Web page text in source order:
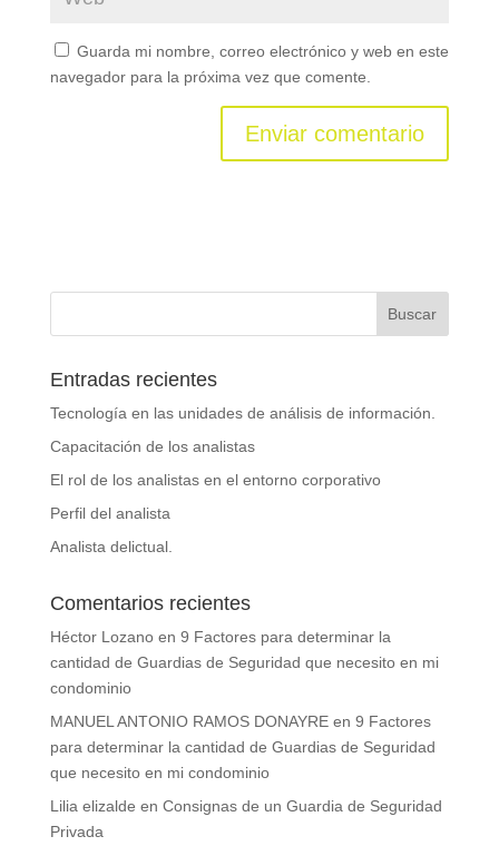
Guarda mi nombre, correo electrónico y web en este
navegador para la próxima vez que comente.
Entradas recientes
Tecnología en las unidades de análisis de información.
Capacitación de los analistas
El rol de los analistas en el entorno corporativo
Perfil del analista
Analista delictual.
Comentarios recientes
Héctor Lozanoen 9 Factores para determinar la
cantidad de Guardias de Seguridad que necesito en mi
condominio
MANUEL ANTONIO RAMOS DONAYREen 9 Factores
para determinar la cantidad de Guardias de Seguridad
que necesito en mi condominio
Lilia elizalde en Consignas de un Guardia de Seguridad
Privada